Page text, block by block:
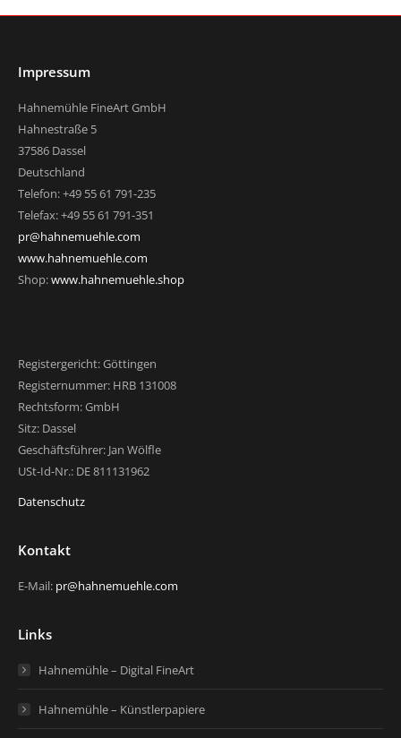
Impressum
Hahnemühle FineArt GmbH
Hahnestraße 5
37586 Dassel
Deutschland
Telefon: +49 55 61 791-235
Telefax: +49 55 61 791-351
pr@hahnemuehle.com
www.hahnemuehle.com
Shop:www.hahnemuehle.shop
Registergericht: Göttingen
Registernummer: HRB 131008
Rechtsform: GmbH
Sitz: Dassel
Geschäftsführer: Jan Wölfle
USt-Id-Nr.: DE 811131962
Datenschutz
Kontakt
E-Mail: pr@hahnemuehle.com
Links
Hahnemühle – Digital FineArt
Hahnemühle – Künstlerpapiere